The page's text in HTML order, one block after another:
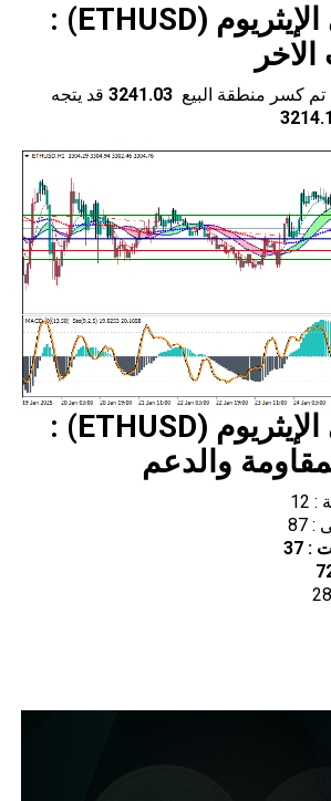
(
ETHUSD
) :
تم كسر منطقة البيع3241.03 قد يتجه
(
ETHUSD
) :
والدعم
12
87
:
37